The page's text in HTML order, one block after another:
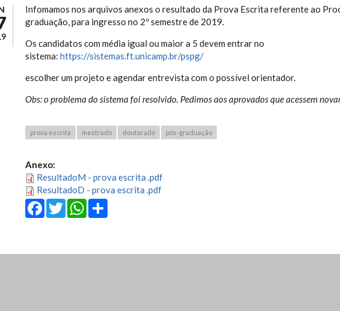
Infomamos nos arquivos anexos o resultado da Prova Escrita referente ao
graduação, para ingresso no 2º semestre de 2019.
Os candidatos com média igual ou maior a 5 devem entrar no
sistema: https://sistemas.ft.unicamp.br/pspg/
escolher um projeto e agendar entrevista com o possível orientador.
Obs: o problema do sistema foi resolvido. Pedimos aos aprovados que acessem
prova escrita mestrado doutorado pós-graduação
Anexo:
ResultadoM - prova escrita .pdf
ResultadoD - prova escrita .pdf
Facebook
Twitter
WhatsApp